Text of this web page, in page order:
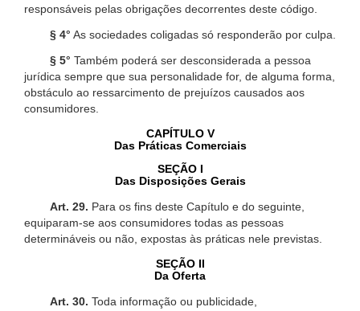
responsáveis pelas obrigações decorrentes deste código.
§ 4° As sociedades coligadas só responderão por culpa.
§ 5° Também poderá ser desconsiderada a pessoa
jurídica sempre que sua personalidade for, de alguma forma,
obstáculo ao ressarcimento de prejuízos causados aos
consumidores.
CAPÍTULO V
Das Práticas Comerciais
SEÇÃO I
Das Disposições Gerais
Art. 29. Para os fins deste Capítulo e do seguinte,
equiparam-se aos consumidores todas as pessoas
determináveis ou não, expostas às práticas nele previstas.
SEÇÃO II
Da Oferta
Art. 30. Toda informação ou publicidade,